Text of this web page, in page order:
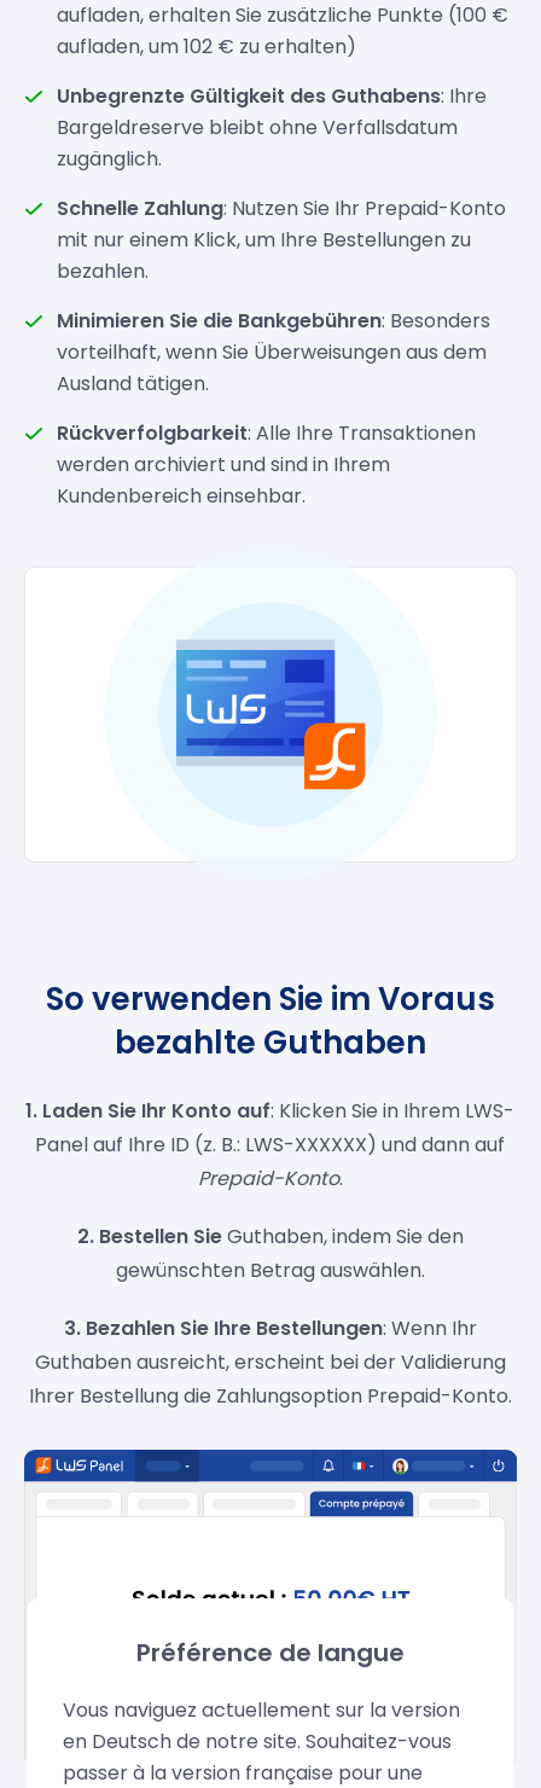
aufladen, erhalten Sie zusätzliche Punkte (100 €
aufladen, um 102 € zu erhalten)
Unbegrenzte Gültigkeit des Guthabens: Ihre
Bargeldreserve bleibt ohne Verfallsdatum
zugänglich.
Schnelle Zahlung: Nutzen Sie Ihr Prepaid-Konto
mit nur einem Klick, um Ihre Bestellungen zu
bezahlen.
Minimieren Sie die Bankgebühren: Besonders
vorteilhaft, wenn Sie Überweisungen aus dem
Ausland tätigen.
Rückverfolgbarkeit: Alle Ihre Transaktionen
werden archiviert und sind in Ihrem
Kundenbereich einsehbar.
So verwenden Sie im Voraus
bezahlte Guthaben
1. Laden Sie Ihr Konto auf: Klicken Sie in Ihrem LWS-
Panel auf Ihre ID (z. B.: LWS-XXXXXX) und dann auf
Prepaid-Konto.
2. Bestellen SieGuthaben, indem Sie den
gewünschten Betrag auswählen.
3. Bezahlen Sie Ihre Bestellungen: Wenn Ihr
Guthaben ausreicht, erscheint bei der Validierung
Ihrer Bestellung die Zahlungsoption Prepaid-Konto.
Préférence de langue
Vous naviguez actuellement sur la version
en Deutsch de notre site. Souhaitez-vous
passer à la version française pour une